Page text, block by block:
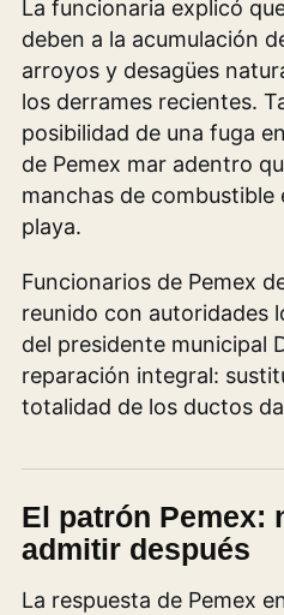
La funcionaria explicó
deben a la acumulación
arroyos y desagües
los derrames recientes.
posibilidad de una fuga
de Pemex mar adentro
manchas de combustible
playa.
Funcionarios de Pemex
reunido con autoridades
del presidente municipal
reparación integral:
totalidad de los ductos
El patrón Pemex:
admitir después
La respuesta de Pemex